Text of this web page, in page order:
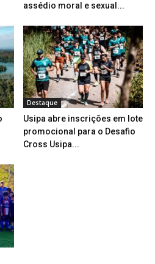
assédio moral e sexual...
Destaque
Usipa abre inscrições em lote
promocional para o Desafio
Cross Usipa...